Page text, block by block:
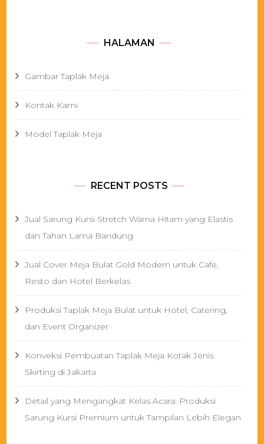
HALAMAN
Gambar Taplak Meja
Kontak Kami
Model Taplak Meja
RECENT POSTS
Jual Sarung Kursi Stretch Warna Hitam yang Elastis
dan Tahan Lama Bandung
Jual Cover Meja Bulat Gold Modern untuk Cafe,
Resto dan Hotel Berkelas
Produksi Taplak Meja Bulat untuk Hotel, Catering,
dan Event Organizer
Konveksi Pembuatan Taplak Meja Kotak Jenis
Skirting di Jakarta
Detail yang Mengangkat Kelas Acara: Produksi
Sarung Kursi Premium untuk Tampilan Lebih Elegan